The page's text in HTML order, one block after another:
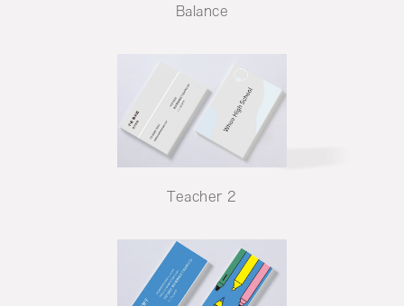
Balance
Teacher 2